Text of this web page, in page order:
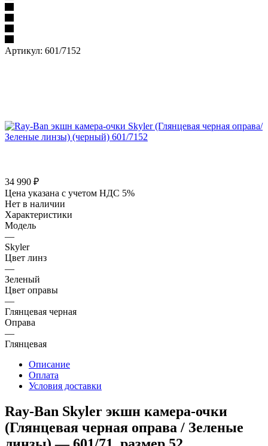
Артикул: 601/7152
34 990 ₽
Цена указана с учетом НДС 5%
Нет в наличии
Характеристики
Модель
—
Skyler
Цвет линз
—
Зеленый
Цвет оправы
—
Глянцевая черная
Оправа
—
Глянцевая
Описание
Оплата
Условия доставки
Ray‑Ban Skyler экшн камера‑очки
(Глянцевая черная оправа / Зеленые